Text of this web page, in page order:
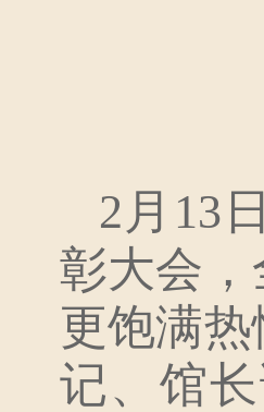
2月13
彰大会
更饱满
记、馆